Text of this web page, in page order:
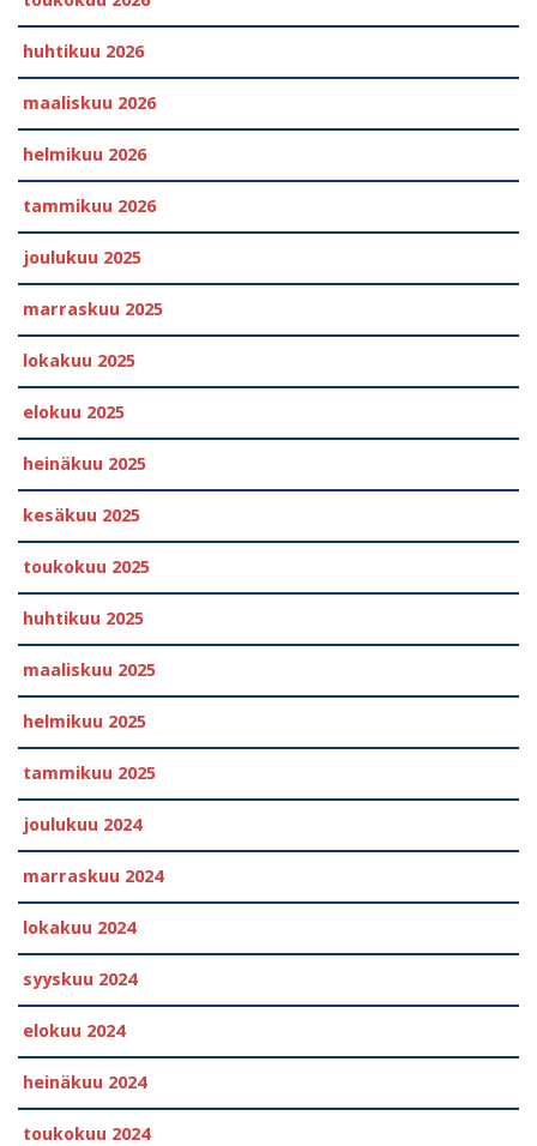
huhtikuu 2026
maaliskuu 2026
helmikuu 2026
tammikuu 2026
joulukuu 2025
marraskuu 2025
lokakuu 2025
elokuu 2025
heinäkuu 2025
kesäkuu 2025
toukokuu 2025
huhtikuu 2025
maaliskuu 2025
helmikuu 2025
tammikuu 2025
joulukuu 2024
marraskuu 2024
lokakuu 2024
syyskuu 2024
elokuu 2024
heinäkuu 2024
toukokuu 2024